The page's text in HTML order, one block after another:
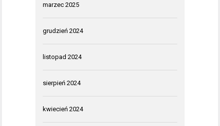
marzec 2025
grudzień 2024
listopad 2024
sierpień 2024
kwiecień 2024